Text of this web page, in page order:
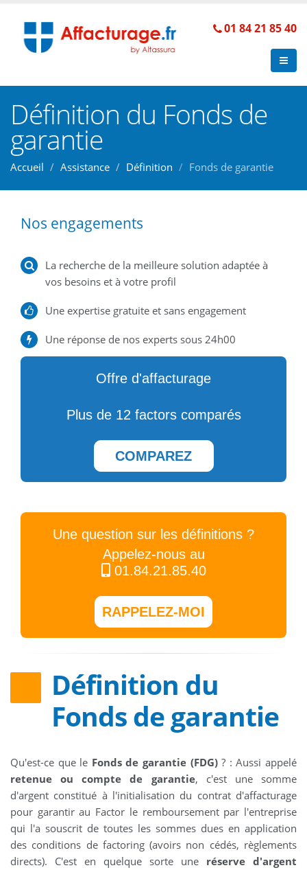
01 84 21 85 40
Définition du Fonds de
garantie
Accueil Assistance Définition Fonds de garantie
Nos engagements
La recherche de la meilleure solution adaptée à
vos besoins et à votre profil
Une expertise gratuite et sans engagement
Une réponse de nos experts sous 24h00
Offre d'affacturage
Plus de 12 factors comparés
COMPAREZ
Une question sur les définitions ?
Appelez-nous au
01.84.21.85.40
RAPPELEZ-MOI
Définition du
Fonds de garantie
Qu'est-ce que le Fonds de garantie (FDG)? : Aussi appelé
retenue ou compte de garantie, c'est une somme
d'argent constitué à l'initialisation du contrat d'affacturage
pour garantir au Factor le remboursement par l'entreprise
qui l'a souscrit de toutes les sommes dues en application
des conditions de factoring (avoirs non cédés, règlements
directs). C'est en quelque sorte une réserve d'argent